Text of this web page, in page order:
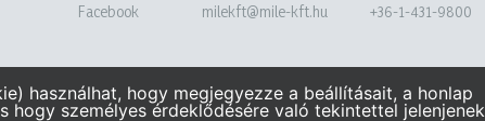
Facebook milekft@mile-kft.hu +36-1-431-9800